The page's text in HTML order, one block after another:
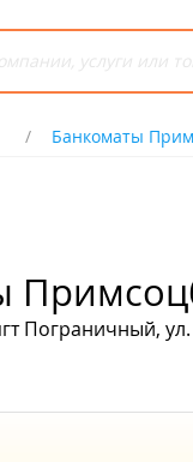
Банкоматы
Пограничный,